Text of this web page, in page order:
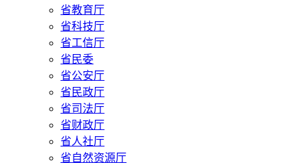
省教育厅
省科技厅
省工信厅
省民委
省公安厅
省民政厅
省司法厅
省财政厅
省人社厅
省自然资源厅